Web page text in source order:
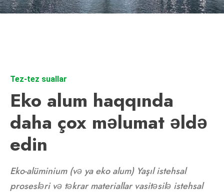
Tez-tez suallar
Eko alum haqqında
daha çox məlumat əldə
edin
Eko-alüminium (və ya eko alum) Yaşıl istehsal
prosesləri və təkrar materiallar vasitəsilə istehsal